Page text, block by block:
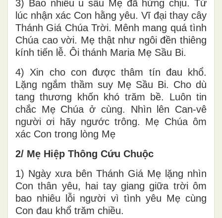
3) Bao nhiêu u sầu Mẹ đã hứng chịu. Từ
lúc nhận xác Con hằng yêu. Vĩ đại thay cây
Thánh Giá Chúa Trời. Mênh mang quá tình
Chúa cao vời. Mẹ thật như ngôi đền thiêng
kính tiến lễ. Ôi thánh Maria Mẹ Sầu Bi.
4) Xin cho con được thâm tín đau khổ.
Lặng ngắm thầm suy Mẹ Sầu Bi. Cho dù
tang thương khốn khó trăm bề. Luôn tin
chắc Mẹ Chúa ở cùng. Nhìn lên Can-vê
người ơi hãy ngước trông. Mẹ Chúa ôm
xác Con trong lòng Mẹ
2/ Mẹ Hiệp Thông Cứu Chuộc
1) Ngày xưa bên Thánh Giá Mẹ lặng nhìn
Con thân yêu, hai tay giang giữa trời ôm
bao nhiêu lỗi người vì tình yêu Mẹ cùng
Con đau khổ trăm chiều.